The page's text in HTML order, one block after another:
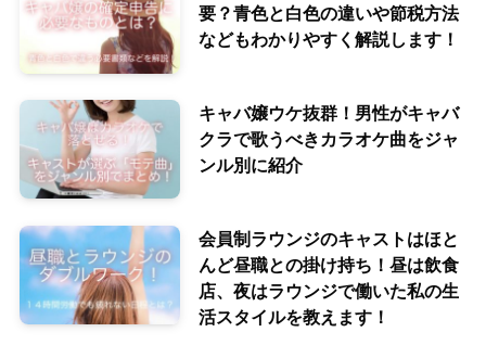
要？青色と白色の違いや節税方法
などもわかりやすく解説します！
キャバ嬢ウケ抜群！男性がキャバ
クラで歌うべきカラオケ曲をジャ
ンル別に紹介
会員制ラウンジのキャストはほと
んど昼職との掛け持ち！昼は飲食
店、夜はラウンジで働いた私の生
活スタイルを教えます！